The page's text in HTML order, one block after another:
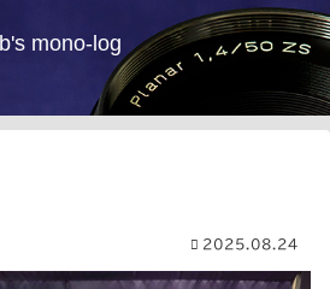
b's mono-log
2025.08.24